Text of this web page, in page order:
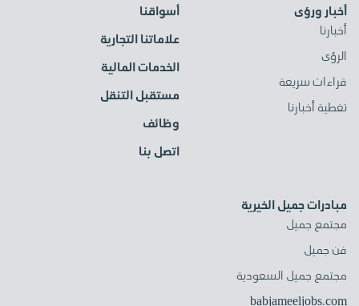
أخبار ورؤى
أخبارنا
الرؤى
قراءات سريعة
تغطية أخبارنا
أسواقنا
علاماتنا التجارية
الخدمات المالية
مستقبل التنقل
وظائف
اتصل بنا
مبادرات جميل الخيرية
مجتمع جميل
فن جميل
مجتمع جميل السعودية
babjameeljobs.com